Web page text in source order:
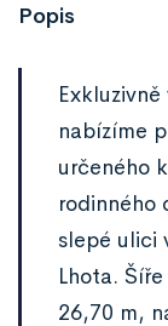
Popis
nabízíme
určeného
rodinného
slepé ulici
Lhota.
26,70 m,